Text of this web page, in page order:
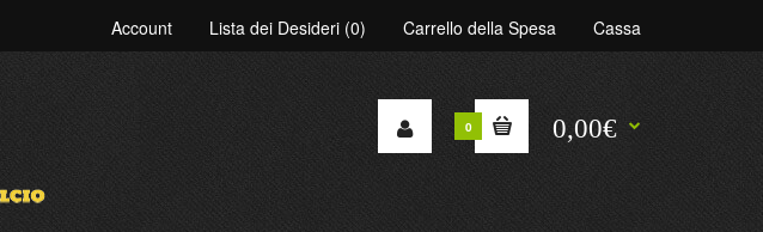
Account Lista dei Desideri (0) Carrello della Spesa Cassa
0 0,00€